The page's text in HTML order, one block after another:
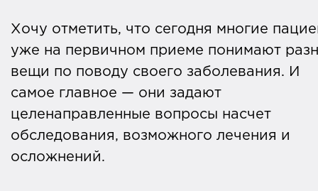
Хочу отметить, что сегодня многие
уже на первичном приеме понимают
вещи по поводу своего заболевания. И
самое главное — они задают
целенаправленные вопросы насчет
обследования, возможного лечения и
осложнений.